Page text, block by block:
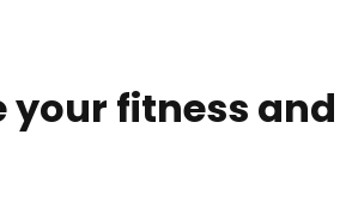
your fitness and